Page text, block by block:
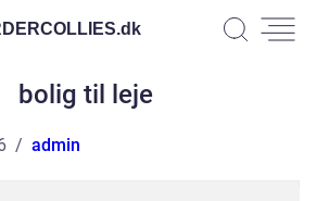
dk
bolig til leje
admin